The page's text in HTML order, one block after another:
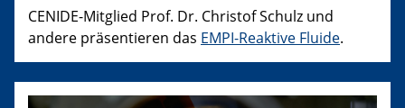
CENIDE-Mitglied Prof. Dr. Christof Schulz und
andere präsentieren das EMPI-Reaktive Fluide.